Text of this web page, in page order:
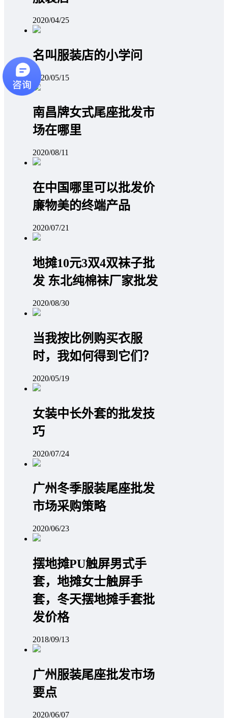
2020/04/25
名叫服装店的小学问
2020/05/15
南昌牌女式尾座批发市
场在哪里
2020/08/11
在中国哪里可以批发价
廉物美的终端产品
2020/07/21
地摊10元3双4双袜子批
发 东北纯棉袜厂家批发
2020/08/30
当我按比例购买衣服
时，我如何得到它们？
2020/05/19
女装中长外套的批发技
巧
2020/07/24
广州冬季服装尾座批发
市场采购策略
2020/06/23
摆地摊PU触屏男式手
套，地摊女士触屏手
套，冬天摆地摊手套批
发价格
2018/09/13
广州服装尾座批发市场
要点
2020/06/07